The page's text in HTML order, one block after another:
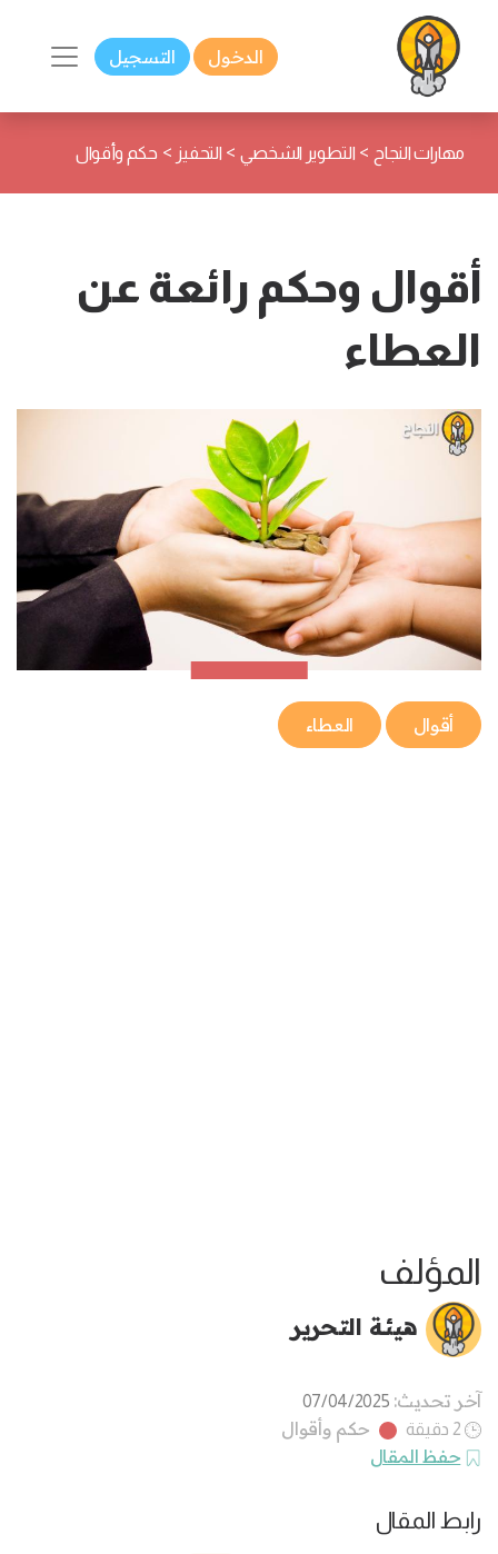
الدخول التسجيل
مهارات النجاح > التطوير الشخصي > التحفيز > حكم وأقوال
أقوال وحكم رائعة عن
العطاء
أقوال العطاء
المؤلف
هيئة التحرير
آخر تحديث: 07/04/2025
2 دقيقة
حكم وأقوال
حفظ المقال
رابط المقال